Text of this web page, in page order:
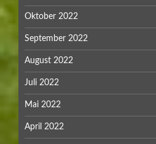
Oktober 2022
September 2022
August 2022
Juli 2022
Mai 2022
April 2022